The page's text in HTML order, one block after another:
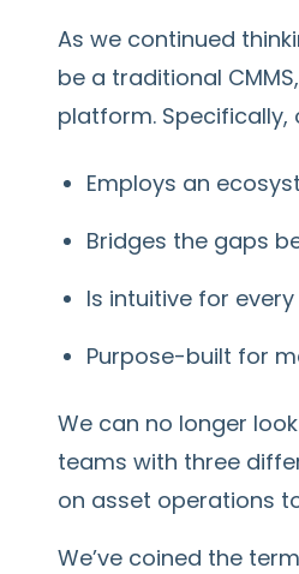
As we continued
be a traditional
platform. Specifically,
Employs an
Bridges the gaps
Is intuitive for
Purpose-built for
We can no longer
teams with three
on asset operations
We’ve coined the